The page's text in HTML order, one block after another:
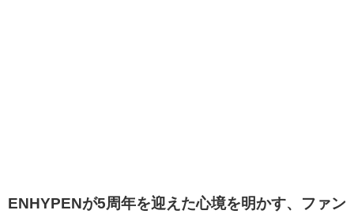
ENHYPENが5周年を迎えた心境を明かす、ファン